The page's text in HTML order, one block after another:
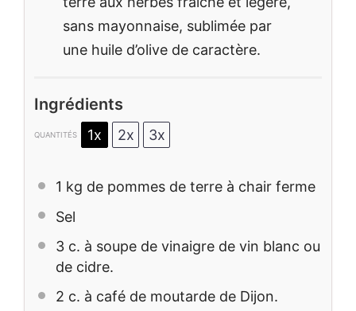
sans mayonnaise, sublimée par
une huile d’olive de caractère.
Ingrédients
QUANTITÉS 1x 2x 3x
1 kg de pommes de terre à chair ferme
Sel
3 c. à soupe de vinaigre de vin blanc ou
de cidre.
2 c. à café de moutarde de Dijon.